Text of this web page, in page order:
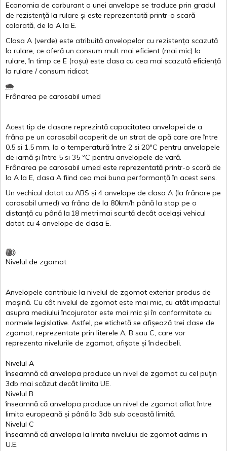
Economia de carburant a unei anvelope se traduce prin gradul
de rezistență la rulare și este reprezentată printr-o scară
colorată, de la A la E.
Clasa A (verde) este atribuită anvelopelor cu rezistența scazută
la rulare, ce oferă un consum mult mai eficient (mai mic) la
rulare,în timp ce E (roșu) este clasa cu cea mai scazută eficiență
la rulare /consum ridicat.
Frânarea pe carosabil umed
Acest tip de clasare reprezintă capacitatea anvelopei de a
frâna pe un carosabil acoperit de un strat de apă care areîntre
0.5 si 1.5 mm, la o temperatură între 2 si 20ºC pentru anvelopele
de iarnă și între 5 si 35 ºC pentru anvelopele de vară.
Frânarea pe carosabil umed este reprezentată printr-o scară de
la A la E, clasa A fiind cea mai buna performanță în acest sens.
Un vechicul dotat cu ABS și 4 anvelope de clasa A (la frânare pe
carosabil umed) va frâna de la 80km/h până la stop pe o
distanță cu până la 18 metrimai scurtă decât același vehicul
dotat cu 4 anvelope de clasa E.
Nivelul de zgomot
Anvelopele contribuie la nivelul de zgomot exterior produs de
mașină. Cu cât nivelul de zgomot este mai mic, cu atât impactul
asupra mediului încojurator este mai mic și în conformitate cu
normele legislative. Astfel, pe etichetă se afișează trei clase de
zgomot, reprezentate prin literele A, B sau C, care vor
reprezenta nivelurile de zgomot, afișate și îndecibeli.
Nivelul A
înseamnă că anvelopa produce un nivel de zgomot cu cel puțin
3db mai scăzut decât limita UE.
Nivelul B
înseamnă că anvelopa produce un nivel de zgomot aflat între
limita europeană și până la 3db sub această limită.
Nivelul C
înseamnă că anvelopa la limita nivelului de zgomot admis in
U.E.